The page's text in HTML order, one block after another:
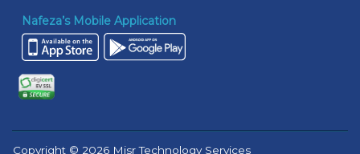
Nafeza’s Mobile Application
Copyright © 2026 Misr Technology Services